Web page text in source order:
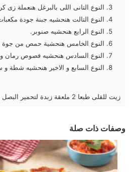
النوع التانى اللى بالبرغل هنعملة
النوع التالت هنحشيه جبنة جودة
النوع الرابع هنحشيه صنوبر.
النوع الخامس هنحشية حمص من جوة
النوع السادس هنحشيه فصوص رمان
النوع السابع و الاخير هنحشيه
زيت للقلى طبعا
وصفات ذات صلة